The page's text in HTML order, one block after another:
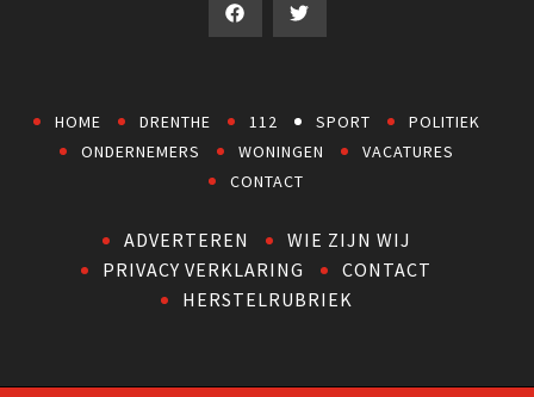
HOME DRENTHE 112 SPORT
POLITIEK
ONDERNEMERS
WONINGEN
VACATURES
CONTACT
ADVERTEREN
WIE ZIJN WIJ
PRIVACY VERKLARING
CONTACT
HERSTELRUBRIEK